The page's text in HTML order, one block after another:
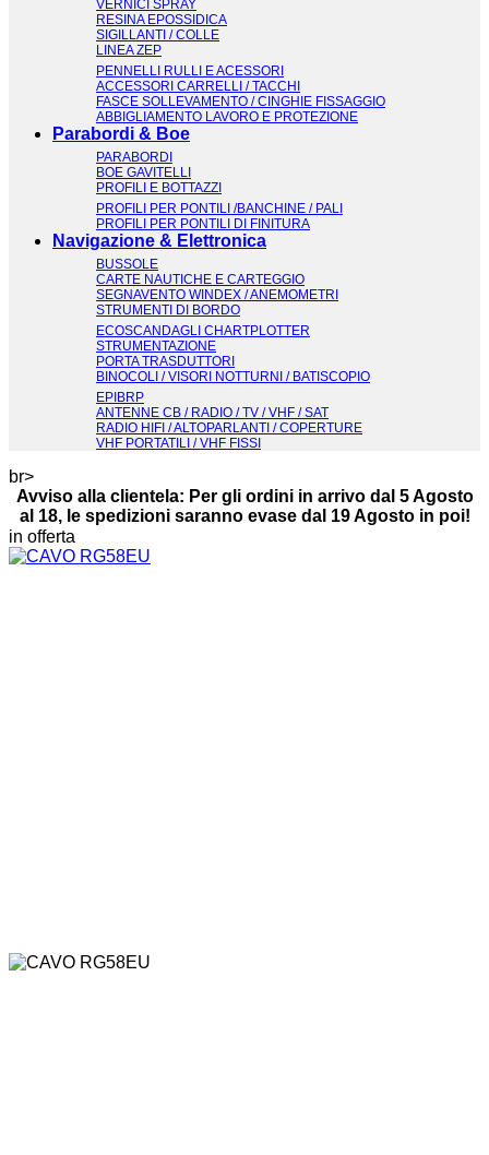
VERNICI SPRAY
RESINA EPOSSIDICA
SIGILLANTI / COLLE
LINEA ZEP
PENNELLI RULLI E ACESSORI
ACCESSORI CARRELLI / TACCHI
FASCE SOLLEVAMENTO / CINGHIE FISSAGGIO
ABBIGLIAMENTO LAVORO E PROTEZIONE
Parabordi & Boe
PARABORDI
BOE GAVITELLI
PROFILI E BOTTAZZI
PROFILI PER PONTILI /BANCHINE / PALI
PROFILI PER PONTILI DI FINITURA
Navigazione & Elettronica
BUSSOLE
CARTE NAUTICHE E CARTEGGIO
SEGNAVENTO WINDEX / ANEMOMETRI
STRUMENTI DI BORDO
ECOSCANDAGLI CHARTPLOTTER
STRUMENTAZIONE
PORTA TRASDUTTORI
BINOCOLI / VISORI NOTTURNI / BATISCOPIO
EPIBRP
ANTENNE CB / RADIO / TV / VHF / SAT
RADIO HIFI / ALTOPARLANTI / COPERTURE
VHF PORTATILI / VHF FISSI
br>
Avviso alla clientela: Per gli ordini in arrivo dal 5 Agosto
al 18, le spedizioni saranno evase dal 19 Agosto in poi!
in offerta